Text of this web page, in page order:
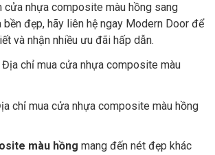
cửa nhựa composite màu hồng sang
đẹp, hãy liên hệ ngay Modern Door để
và nhận nhiều ưu đãi hấp dẫn.
chỉ mua cửa nhựa composite màu hồng
màu hồng mang đến nét đẹp khác